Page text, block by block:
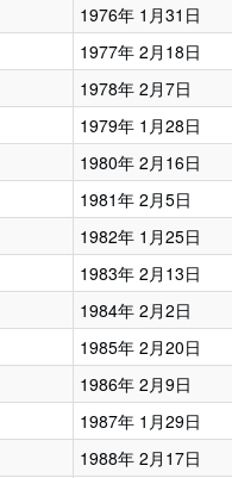
1976年 1月31日
1977年 2月18日
1978年 2月7日
1979年 1月28日
1980年 2月16日
1981年 2月5日
1982年 1月25日
1983年 2月13日
1984年 2月2日
1985年 2月20日
1986年 2月9日
1987年 1月29日
1988年 2月17日